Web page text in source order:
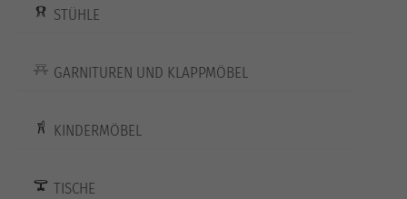
STÜHLE
GARNITUREN UND KLAPPMÖBEL
KINDERMÖBEL
TISCHE